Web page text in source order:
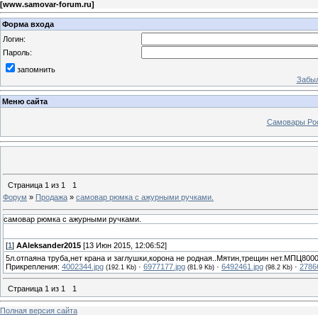
[www.samovar-forum.ru]
Форма входа
Логин:
Пароль:
запомнить
Меню сайта
Самовары
Страница 1 из 1
1
Форум » Продажа » самовар рюмка с ажурными ручками.
самовар рюмка с ажурными ручками.
[1 ] AAleksander2015 [13 Июн 2015, 12:06:52]
5л.отпаяна труба,нет крана и заглушки,корона не родная..Мятин,трещин
Прикрепления: 4002344.jpg (192.1 Kb) · 6977177.jpg (81.9 Kb) · 6492461.jpg (98.2 Kb) ·
Страница 1 из 1 1
Полная версия сайта